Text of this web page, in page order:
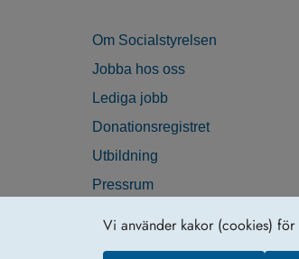
Vi använder kakor (cookies)
Om Socialstyrelsen
Jobba hos oss
Lediga jobb
Donationsregistret
Utbildning
Pressrum